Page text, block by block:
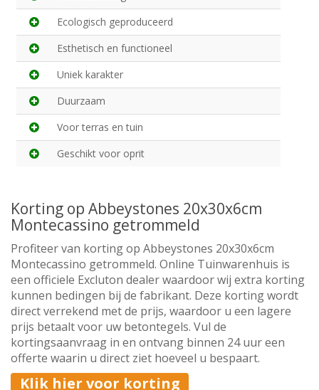
Ecologisch geproduceerd
Esthetisch en functioneel
Uniek karakter
Duurzaam
Voor terras en tuin
Geschikt voor oprit
Korting op Abbeystones 20x30x6cm
Montecassino getrommeld
Profiteer van korting op Abbeystones 20x30x6cm
Montecassino getrommeld. Online Tuinwarenhuis is
een officiele Excluton dealer waardoor wij extra korting
kunnen bedingen bij de fabrikant. Deze korting wordt
direct verrekend met de prijs, waardoor u een lagere
prijs betaalt voor uw betontegels. Vul de
kortingsaanvraag in en ontvang binnen 24 uur een
offerte waarin u direct ziet hoeveel u bespaart.
Klik hier voor korting